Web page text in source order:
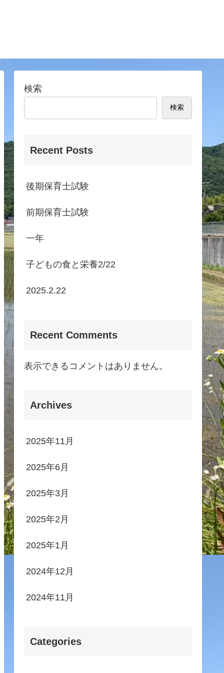
検索
検索
Recent Posts
後期保育士試験
前期保育士試験
一年
子どもの食と栄養2/22
2025.2.22
Recent Comments
表示できるコメントはありません。
Archives
2025年11月
2025年6月
2025年3月
2025年2月
2025年1月
2024年12月
2024年11月
Categories